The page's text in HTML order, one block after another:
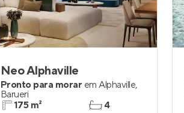
Neo Alphaville
Pronto para morar em Alphaville,
Barueri
175 m²
4